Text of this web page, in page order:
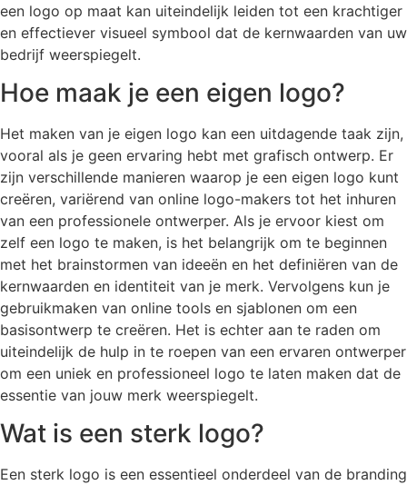
een logo op maat kan uiteindelijk leiden tot een krachtiger
en effectiever visueel symbool dat de kernwaarden van uw
bedrijf weerspiegelt.
Hoe maak je een eigen logo?
Het maken van je eigen logo kan een uitdagende taak zijn,
vooral als je geen ervaring hebt met grafisch ontwerp. Er
zijn verschillende manieren waarop je een eigen logo kunt
creëren, variërend van online logo-makers tot het inhuren
van een professionele ontwerper. Als je ervoor kiest om
zelf een logo te maken, is het belangrijk om te beginnen
met het brainstormen van ideeën en het definiëren van de
kernwaarden en identiteit van je merk. Vervolgens kun je
gebruikmaken van online tools en sjablonen om een
basisontwerp te creëren. Het is echter aan te raden om
uiteindelijk de hulp in te roepen van een ervaren ontwerper
om een uniek en professioneel logo te laten maken dat de
essentie van jouw merk weerspiegelt.
Wat is een sterk logo?
Een sterk logo is een essentieel onderdeel van de branding